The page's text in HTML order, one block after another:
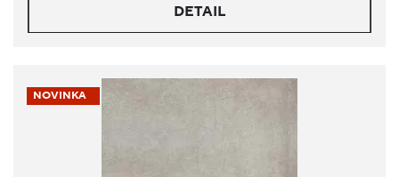
DETAIL
NOVINKA